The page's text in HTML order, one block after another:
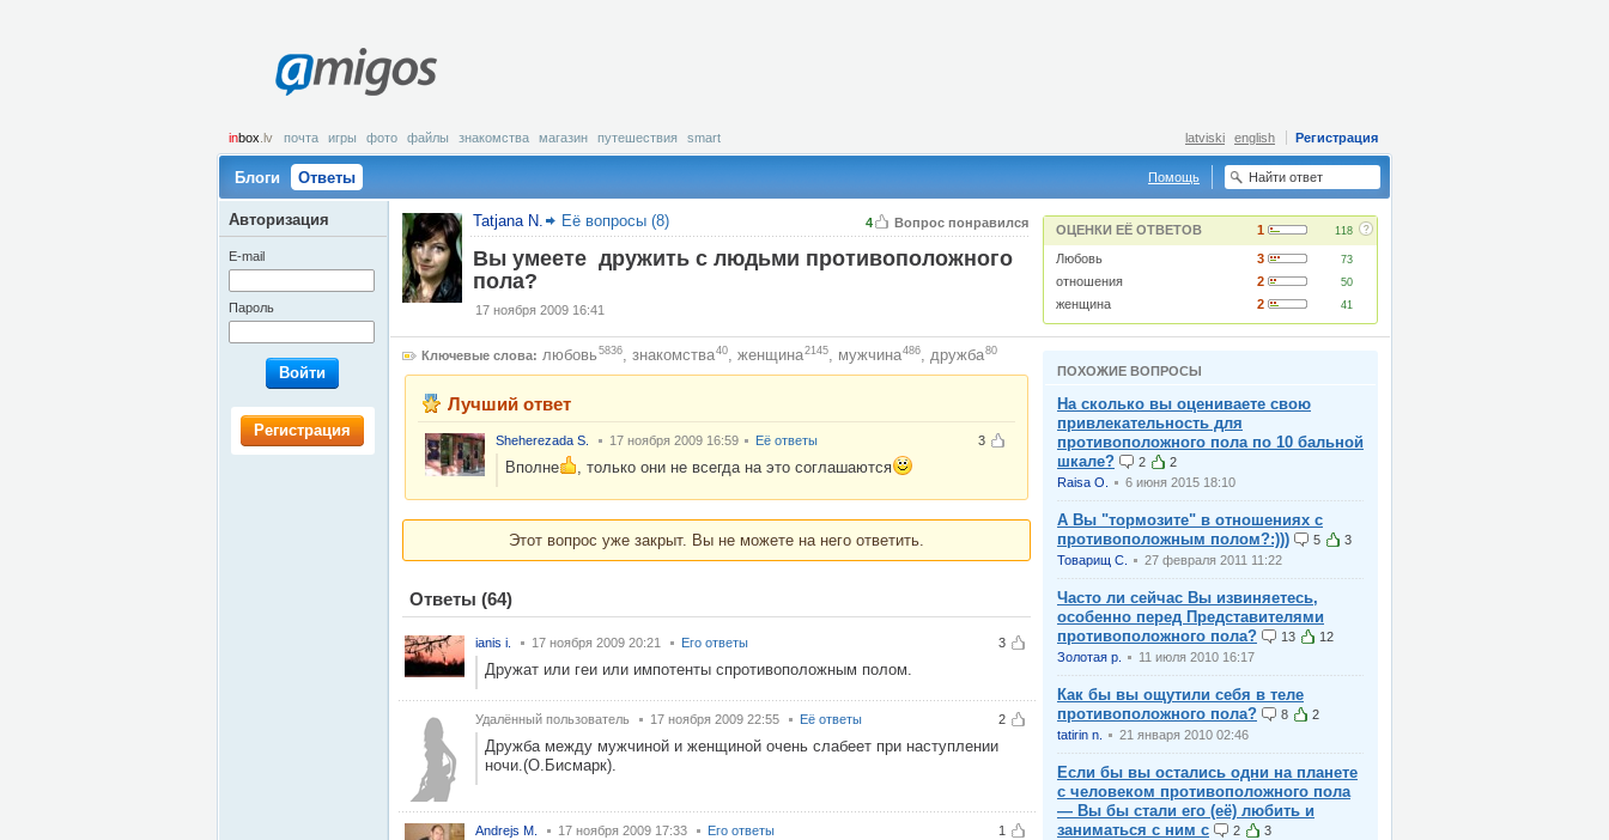
amigos
inbox .lv почта игры фото файлы знакомства магазин путешествия smart Регистрация
latviski english
Блоги Ответы Помощь
4 Вопрос понравился
Tatjana N. Её вопросы (8)
Вы умеете дружить с людьми противоположного
пола?
17 ноября 2009 16:41
ОЦЕНКИ ЕЁ ОТВЕТОВ 1 118 ?
Любовь 3 73
отношения 2 50
женщина 2 41
Ключевые слова: любовь 5836, знакомства40, женщина2145, мужчина486, дружба80
Лучший ответ
3
Sheherezada S. 17 ноября 2009 16:59 Её ответы
Вполне , только они не всегда на это соглашаются
Этот вопрос уже закрыт. Вы не можете на него ответить.
Ответы (64)
3
ianis i. 17 ноября 2009 20:21 Его ответы
Дружат или геи или импотенты спротивоположным полом.
2
Удалённый пользователь 17 ноября 2009 22:55 Её ответы
Дружба между мужчиной и женщиной очень слабеет при наступлении
ночи.(О.Бисмарк).
1
Andrejs M. 17 ноября 2009 17:33 Его ответы
ПОХОЖИЕ ВОПРОСЫ
На сколько вы оцениваете свою
привлекательность для
противоположного пола по 10 бальной
шкале?
2
2
Raisa O.
6 июня 2015 18:10
А Вы "тормозите" в отношениях с
противоположным полом?:)))
5
3
Товарищ С.
27 февраля 2011 11:22
Часто ли сейчас Вы извиняетесь,
особенно перед Представителями
противоположного пола?
13
12
Золотая р.
11 июля 2010 16:17
Как бы вы ощутили себя в теле
противоположного пола?
8
2
tatirin n.
21 января 2010 02:46
Если бы вы остались одни на планете
с человеком противоположного пола
— Вы бы стали его (её) любить и
заниматься с ним с
2
3
Авторизация
E-mail
Пароль
Войти
Регистрация